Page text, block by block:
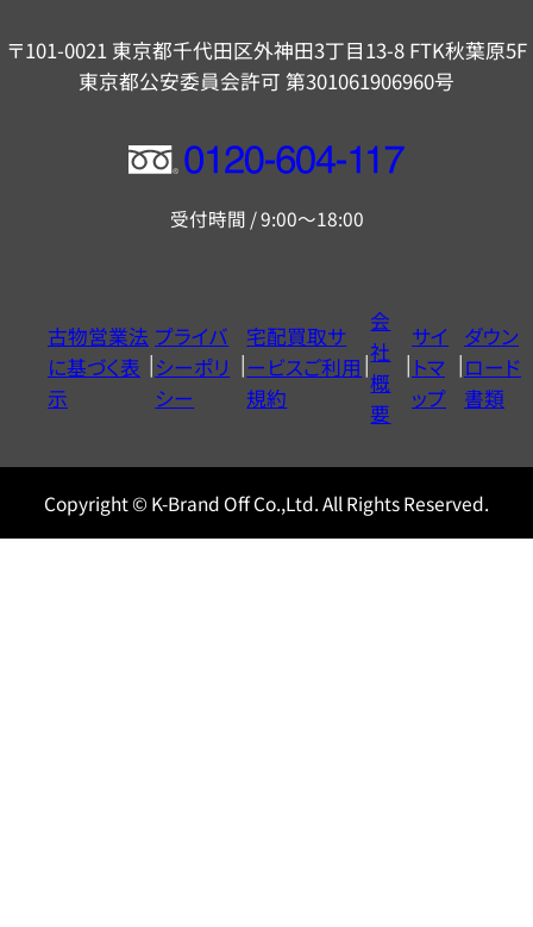
〒101-0021 東京都千代田区外神田3丁目13-8 FTK秋葉原5F
東京都公安委員会許可 第301061906960号
フ
ー
ヤ
ル
0120604117
受付時間 / 9:00～18:00
古物営業法
に基づく表
示
プライバ
シーポリ
シー
宅配買取サ
ービスご利用
規約
会
社
概
要
サイ
トマ
ップ
ダウン
ロード
書類
Copyright © K-Brand Off Co.,Ltd. All Rights Reserved.